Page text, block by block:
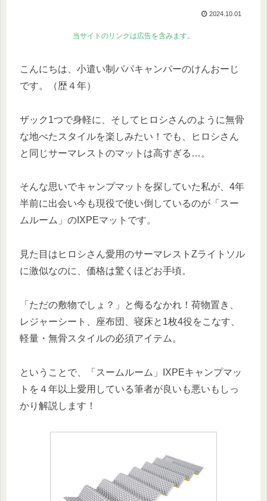
2024.10.01
当サイトのリンクは広告を含みます。
こんにちは、小遣い制パパキャンパーのけんおーじ
です。（歴４年）
ザック1つで身軽に、そしてヒロシさんのように無骨
な地べたスタイルを楽しみたい！でも、ヒロシさん
と同じサーマレストのマットは高すぎる…。
そんな思いでキャンプマットを探していた私が、4年
半前に出会い今も現役で使い倒しているのが「スー
ムルーム」のIXPEマットです。
見た目はヒロシさん愛用のサーマレストZライトソル
に激似なのに、価格は驚くほどお手頃。
「ただの敷物でしょ？」と侮るなかれ！荷物置き、
レジャーシート、座布団、寝床と1枚4役をこなす、
軽量・無骨スタイルの必須アイテム。
ということで、「スームルーム」IXPEキャンプマッ
トを４年以上愛用している筆者が良いも悪いもしっ
かり解説します！